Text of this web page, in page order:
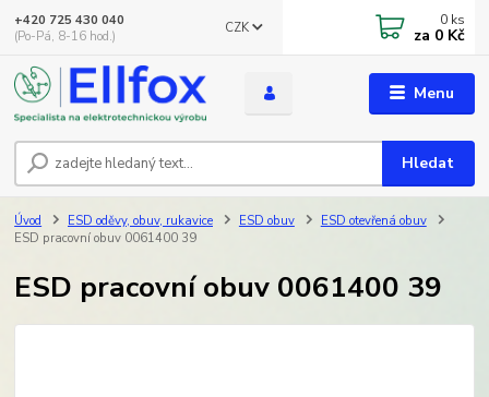
Menu
CZK
Hledat
+420 725 430 040
(Po-Pá, 8-16 hod.)
0 ks
za 0 Kč
Úvod ESD oděvy, obuv, rukavice ESD obuv
ESD otevřená obuv
ESD pracovní obuv 0061400 39
ESD pracovní obuv 0061400 39